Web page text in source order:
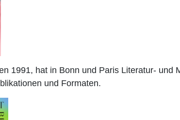
1991, hat in Bonn und Paris Literatur-
und Formaten.